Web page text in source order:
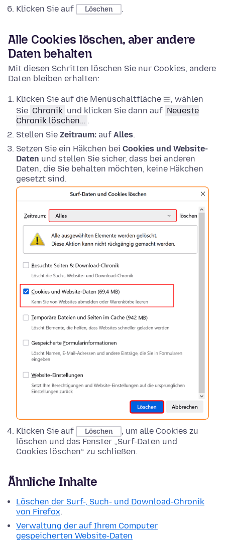
Klicken Sie auf
Löschen .
Alle Cookies löschen, aber andere
Daten behalten
Mit diesen Schritten löschen Sie nur Cookies, andere
Daten bleiben erhalten:
Klicken Sie auf die Menüschaltfläche
, wählen
Sie Chronik und klicken Sie dann auf Neueste
Chronik löschen… .
Stellen Sie Zeitraum: auf Alles.
Setzen Sie ein Häkchen bei Cookies und Website-
Daten und stellen Sie sicher, dass bei anderen
Daten, die Sie behalten möchten, keine Häkchen
gesetzt sind.
Klicken Sie auf Löschen
, um alle Cookies zu
löschen und das Fenster „Surf-Daten und
Cookies löschen“ zu schließen.
Ähnliche Inhalte
Löschen der Surf-, Such- und Download-Chronik
von Firefox.
Verwaltung der auf Ihrem Computer
gespeicherten Website-Daten